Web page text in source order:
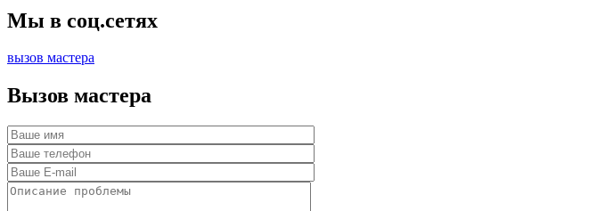
Мы в соц.сетях
вызов мастера
Вызов мастера